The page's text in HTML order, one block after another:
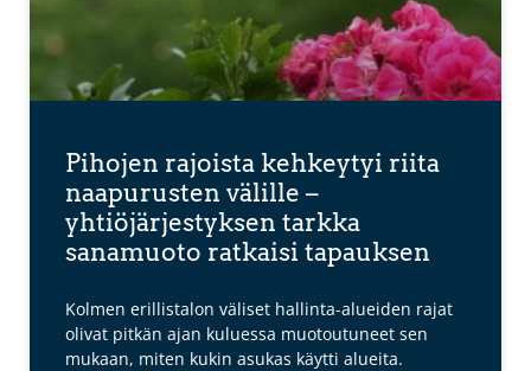
Pihojen rajoista kehkeytyi riita
naapurusten välille –
yhtiöjärjestyksen tarkka
sanamuoto ratkaisi tapauksen
Kolmen erillistalon väliset hallinta-alueiden rajat
olivat pitkän ajan kuluessa muotoutuneet sen
mukaan, miten kukin asukas käytti alueita.